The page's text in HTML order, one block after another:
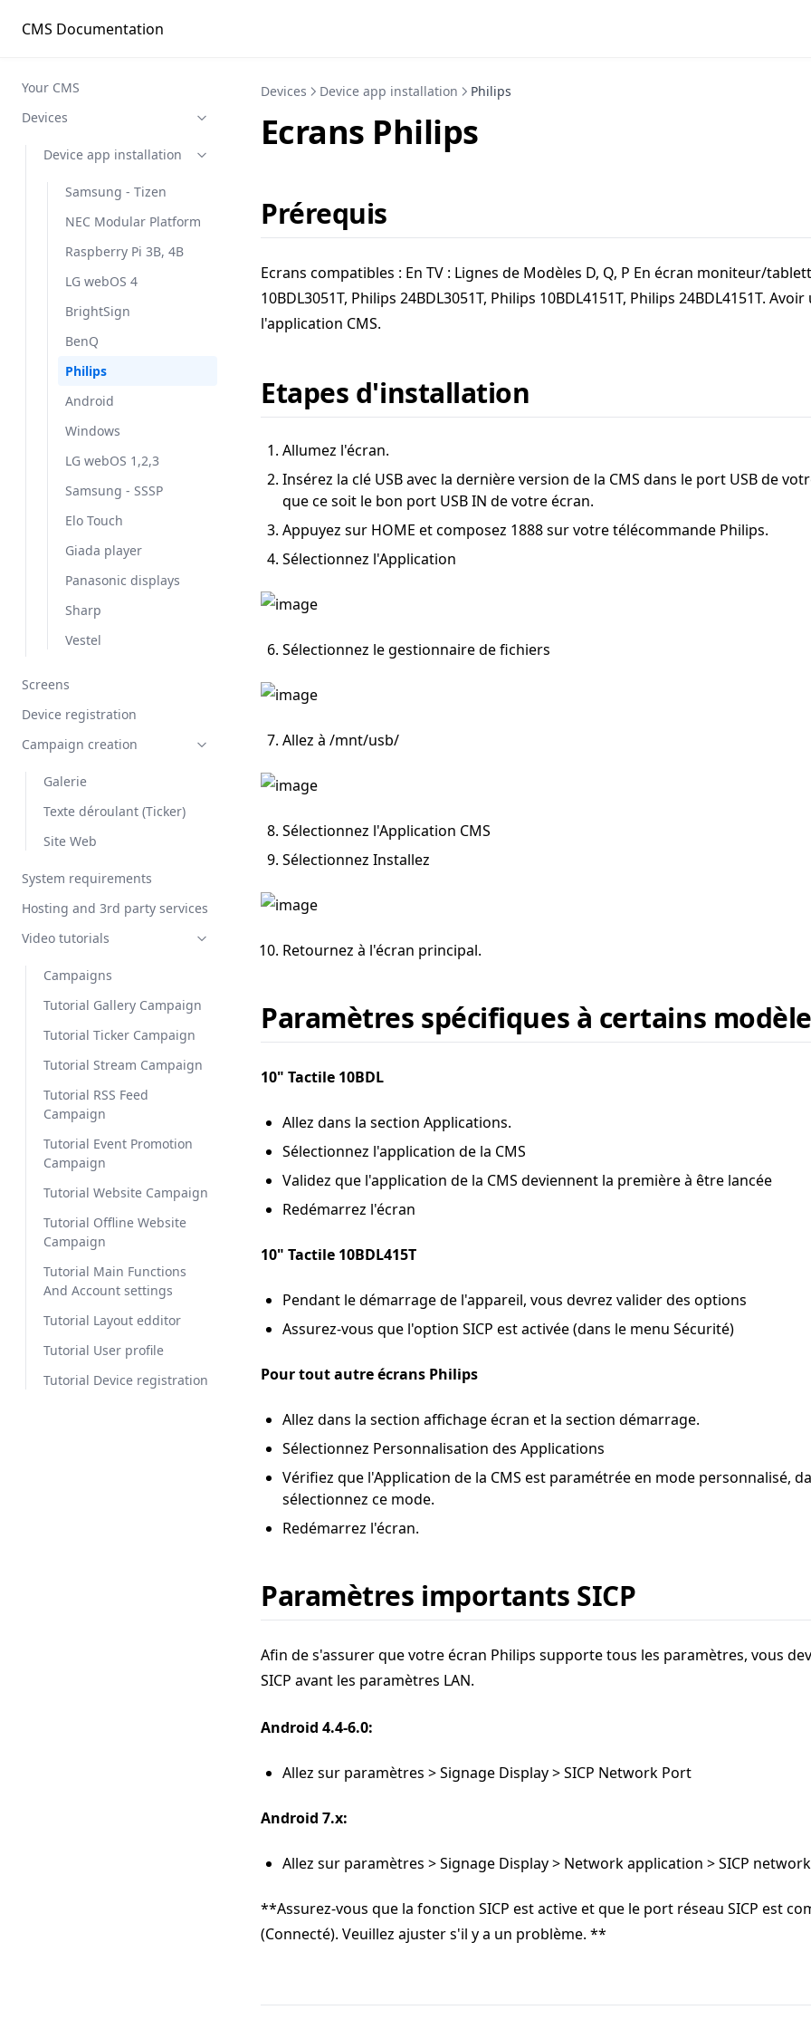
CMS Documentation
Your CMS
Devices
Device app installation
Samsung - Tizen
NEC Modular Platform
Raspberry Pi 3B, 4B
LG webOS 4
BrightSign
BenQ
Philips
Android
Windows
LG webOS 1,2,3
Samsung - SSSP
Elo Touch
Giada player
Panasonic displays
Sharp
Vestel
Screens
Device registration
Campaign creation
Galerie
Texte déroulant (Ticker)
Site Web
System requirements
Hosting and 3rd party services
Video tutorials
Campaigns
Tutorial Gallery Campaign
Tutorial Ticker Campaign
Tutorial Stream Campaign
Tutorial RSS Feed
Campaign
Tutorial Event Promotion
Campaign
Tutorial Website Campaign
Tutorial Offline Website
Campaign
Tutorial Main Functions
And Account settings
Tutorial Layout edditor
Tutorial User profile
Tutorial Device registration
Devices Device app installation Philips
Ecrans Philips
Prérequis
Ecrans compatibles : En TV : Lignes de Modèles D, Q, P En écran moniteur/
10BDL3051T, Philips 24BDL3051T, Philips 10BDL4151T, Philips 24BDL4151T. Avoir
l'application CMS.
Etapes d'installation
Allumez l'écran.
Insérez la clé USB avec la dernière version de la CMS dans le port USB de
que ce soit le bon port USB IN de votre écran.
Appuyez sur HOME et composez 1888 sur votre télécommande Philips.
Sélectionnez l'Application
Sélectionnez le gestionnaire de fichiers
Allez à /mnt/usb/
Sélectionnez l'Application CMS
Sélectionnez Installez
Retournez à l'écran principal.
Paramètres spécifiques à certains
10" Tactile 10BDL
Allez dans la section Applications.
Sélectionnez l'application de la CMS
Validez que l'application de la CMS deviennent la première à être lancée
Redémarrez l'écran
10" Tactile 10BDL415T
Pendant le démarrage de l'appareil, vous devrez valider des options
Assurez-vous que l'option SICP est activée (dans le menu Sécurité)
Pour tout autre écrans Philips
Allez dans la section affichage écran et la section démarrage.
Sélectionnez Personnalisation des Applications
Vérifiez que l'Application de la CMS est paramétrée en mode personnalisé,
sélectionnez ce mode.
Redémarrez l'écran.
Paramètres importants SICP
Afin de s'assurer que votre écran Philips supporte tous les paramètres, vous
SICP avant les paramètres LAN.
Android 4.4-6.0:
Allez sur paramètres > Signage Display > SICP Network Port
Android 7.x:
Allez sur paramètres > Signage Display > Network application > SICP
**Assurez-vous que la fonction SICP est active et que le port réseau SICP est
(Connecté). Veuillez ajuster s'il y a un problème. **